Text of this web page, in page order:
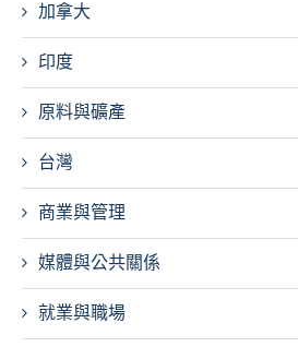
加拿大
印度
原料與礦產
台灣
商業與管理
媒體與公共關係
就業與職場